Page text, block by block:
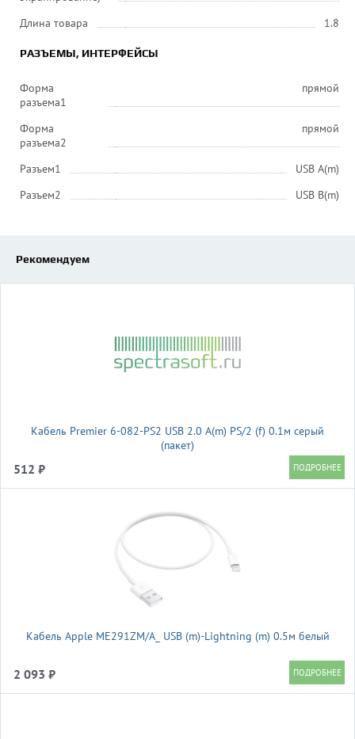
Длина товара 1.8
РАЗЪЕМЫ, ИНТЕРФЕЙСЫ
Форма
разъема1
прямой
Форма
разъема2
прямой
Разъем1
USB A(m)
Разъем2
USB B(m)
Рекомендуем
Кабель Premier 6-082-PS2 USB 2.0 A(m) PS/2 (f) 0.1м серый
(пакет)
512 ₽
Кабель Apple ME291ZM/A_ USB (m)-Lightning (m) 0.5м белый
2 093 ₽